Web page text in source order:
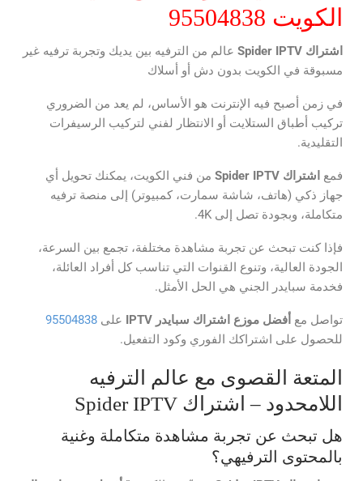
الكويت 95504838
اشتراك Spider IPTV عالم من الترفيه بين يديك وتجربة ترفيه غير
مسبوقة في الكويت بدون دش أو أسلاك
في زمن أصبح فيه الإنترنت هو الأساس، لم يعد من الضروري
تركيب أطباق الستلايت أو الانتظار لفني لتركيب الرسيفرات
التقليدية.
فمع اشتراك Spider IPTV من فني الكويت، يمكنك تحويل أي
جهاز ذكي (هاتف، شاشة سمارت، كمبيوتر) إلى منصة ترفيه
متكاملة، وبجودة تصل إلى 4K.
فإذا كنت تبحث عن تجربة مشاهدة مختلفة، تجمع بين السرعة،
الجودة العالية، وتنوع القنوات التي تناسب كل أفراد العائلة،
فخدمة سبايدر الجني هي الحل الأمثل.
تواصل مع أفضل موزع اشتراك سبايدر IPTV على 95504838
للحصول على اشتراكك الفوري وكود التفعيل.
المتعة القصوى مع عالم الترفيه
اللامحدود – اشتراك Spider IPTV
هل تبحث عن تجربة مشاهدة متكاملة وغنية
بالمحتوى الترفيهي؟